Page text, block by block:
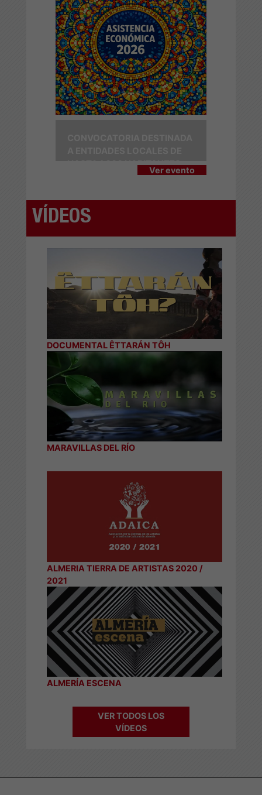
HASTA 1.000 HABITANTES
Ver evento
VÍDEOS
DOCUMENTAL ÊTTARÁN TÔH
MARAVILLAS DEL RÍO
ALMERIA TIERRA DE ARTISTAS 2020 /
2021
ALMERÍA ESCENA
VER TODOS LOS
VÍDEOS